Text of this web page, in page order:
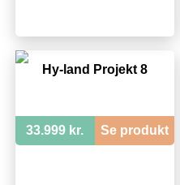
Hy-land Projekt 8
33.999 kr. Se produkt